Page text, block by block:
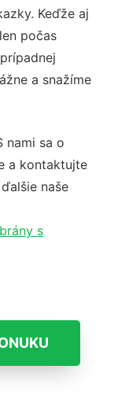
Keďže aj
počas
a snažíme
nami sa o
a kontaktujte
naše
s